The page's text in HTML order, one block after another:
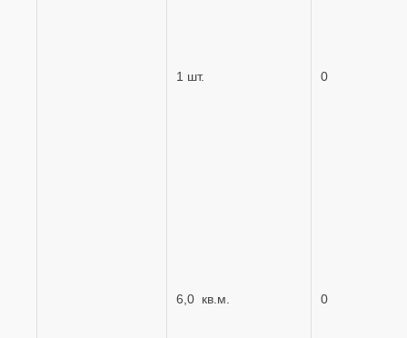
1 шт.
6,0 кв.м.
0
0